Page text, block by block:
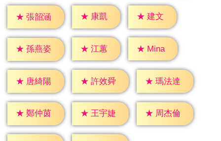
★ 張韶涵 ★ 康凱 ★ 建文
★ 孫燕姿 ★ 江蕙 ★ Mina
★ 唐綺陽 ★ 許效舜 ★ 瑪法達
★ 鄭仲茵 ★ 王宇婕 ★ 周杰倫